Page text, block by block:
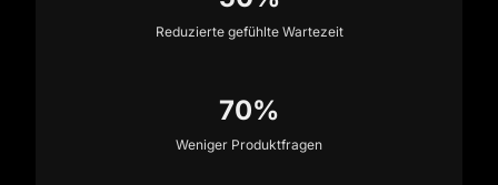
Reduzierte gefühlte Wartezeit
70%
Weniger Produktfragen